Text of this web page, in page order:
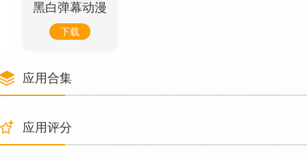
黑白弹幕动漫
下载
应用合集
应用评分